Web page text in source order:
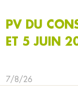
PV DU
ET 5 JUIN
7/8/26